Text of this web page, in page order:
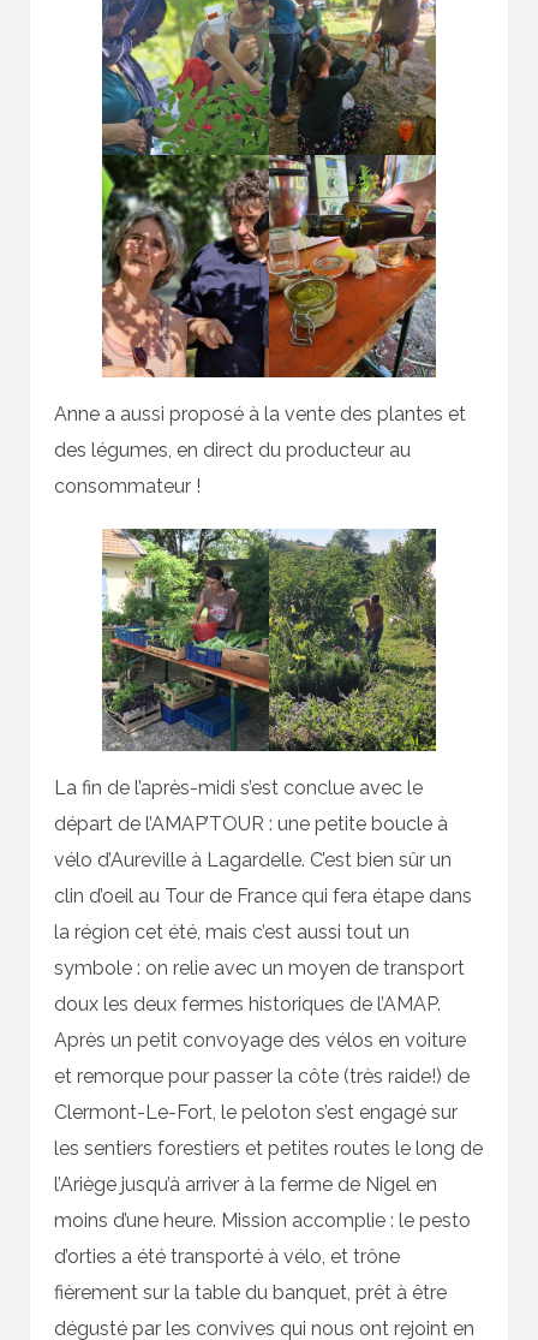
Anne a aussi proposé à la vente des plantes et
des légumes, en direct du producteur au
consommateur !
La fin de l’après-midi s’est conclue avec le
départ de l’AMAP’TOUR : une petite boucle à
vélo d’Aureville à Lagardelle. C’est bien sûr un
clin d’oeil au Tour de France qui fera étape dans
la région cet été, mais c’est aussi tout un
symbole : on relie avec un moyen de transport
doux les deux fermes historiques de l’AMAP.
Après un petit convoyage des vélos en voiture
et remorque pour passer la côte (très raide!) de
Clermont-Le-Fort, le peloton s’est engagé sur
les sentiers forestiers et petites routes le long de
l’Ariège jusqu’à arriver à la ferme de Nigel en
moins d’une heure. Mission accomplie : le pesto
d’orties a été transporté à vélo, et trône
fièrement sur la table du banquet, prêt à être
dégusté par les convives qui nous ont rejoint en